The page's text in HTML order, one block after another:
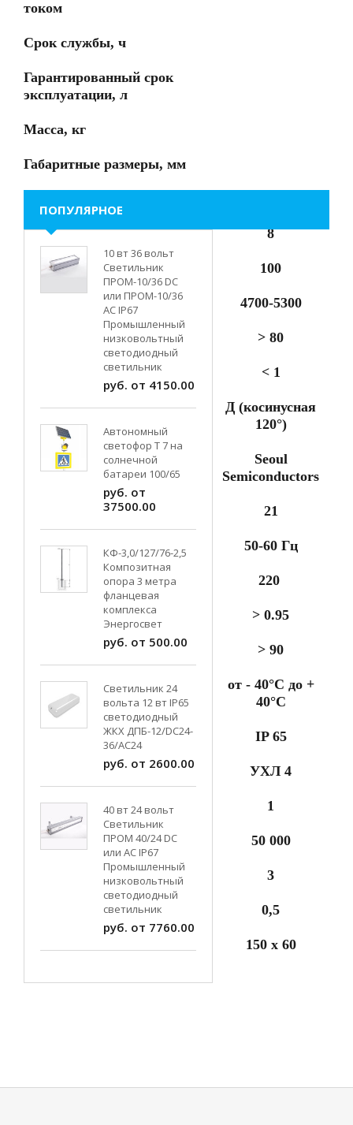
током
Срок службы, ч
Гарантированный срок
эксплуатации, л
Масса, кг
Габаритные размеры, мм
8
100
4700-5300
> 80
< 1
Д (косинусная
120°)
Seoul
Semiconductors
21
50-60 Гц
220
> 0.95
> 90
от - 40°C до +
40°C
IP 65
УХЛ 4
1
50 000
3
0,5
150 х 60
ПОПУЛЯРНОЕ
10 вт 36 вольт
Светильник
ПРОМ-10/36 DC
или ПРОМ-10/36
AC IP67
Промышленный
низковольтный
светодиодный
светильник
руб. от 4150.00
Автономный
светофор Т 7 на
солнечной
батареи 100/65
руб. от
37500.00
КФ-3,0/127/76-2,5
Композитная
опора 3 метра
фланцевая
комплекса
Энергосвет
руб. от 500.00
Светильник 24
вольта 12 вт IP65
светодиодный
ЖКХ ДПБ-12/DC24-
36/АС24
руб. от 2600.00
40 вт 24 вольт
Светильник
ПРОМ 40/24 DC
или AC IP67
Промышленный
низковольтный
светодиодный
светильник
руб. от 7760.00